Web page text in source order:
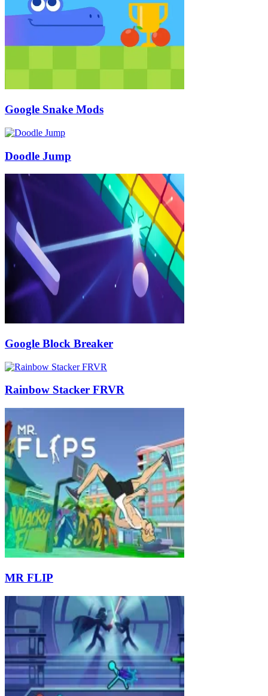
Google Snake Mods
Doodle Jump
Google Block Breaker
Rainbow Stacker FRVR
MR FLIP